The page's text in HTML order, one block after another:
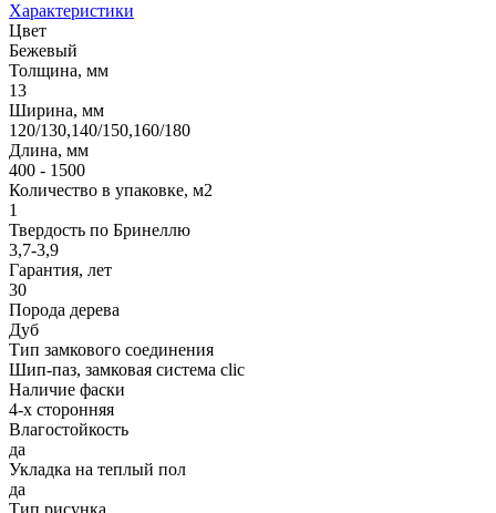
Характеристики
Цвет
Бежевый
Толщина, мм
13
Ширина, мм
120/130,140/150,160/180
Длина, мм
400 - 1500
Количество в упаковке, м2
1
Твердость по Бринеллю
3,7-3,9
Гарантия, лет
30
Порода дерева
Дуб
Тип замкового соединения
Шип-паз, замковая система clic
Наличие фаски
4-х сторонняя
Влагостойкость
да
Укладка на теплый пол
да